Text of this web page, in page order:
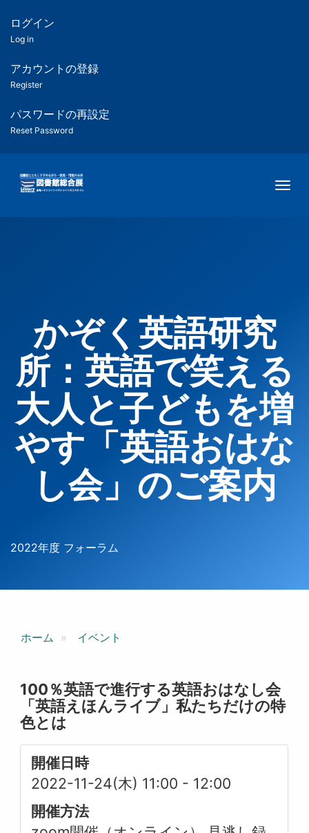
ツ
匿
名
ユ
ー
ー
用
メ
ログイン
Log in
アカウントの登録
Register
パスワードの再設定
Reset Password
かぞく英語研究
所：英語で笑える
大人と子どもを増
やす「英語おはな
し会」のご案内
2022年度 フォーラム
ホーム イベント
100％英語で進行する英語おはなし会
「英語えほんライブ」私たちだけの特
色とは
開催日時
2022-11-24(木) 11:00 - 12:00
開催方法